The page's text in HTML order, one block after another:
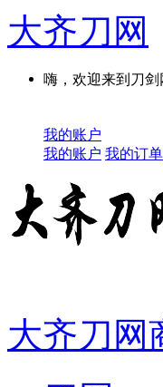
大齐刀网
嗨，欢迎来到刀
我的账户
我的账户 我的订单
大齐刀网